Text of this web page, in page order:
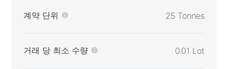
계약 단위 25 Tonnes
거래 당 최소 수량 0.01 Lot